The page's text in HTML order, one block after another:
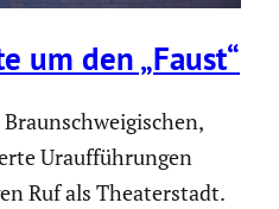
um den „Faust“
Uraufführungen
Ruf als Theaterstadt.